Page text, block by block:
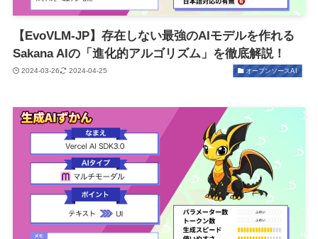
【EvoVLM-JP】存在しない最強のAIモデルを作れる
Sakana AIの「進化的アルゴリズム」を徹底解説！
2024-03-26 2024-04-25 オープンソースAI